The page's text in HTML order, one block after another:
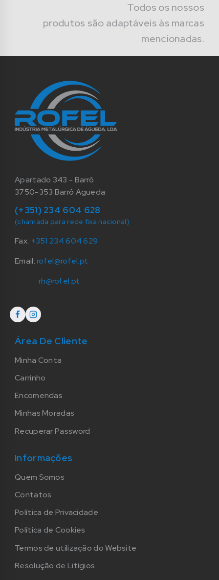
Todos os nossos
produtos são adaptáveis às marcas
mencionadas.
Apartado 343 - Barrô
3750-353 Barrô Agueda
(+351) 234 604 628
(chamada para rede fixa nacional)
Fax: +351 234 604 629
Email:rofel@rofel.pt
rh@rofel.pt
Área De Cliente
Minha Conta
Carrinho
Encomendas
Minhas Moradas
Recuperar Password
Informações
Quem Somos
Contatos
Política de Privacidade
Política de Cookies
Termos de utilização do Website
Resolução de Litígios